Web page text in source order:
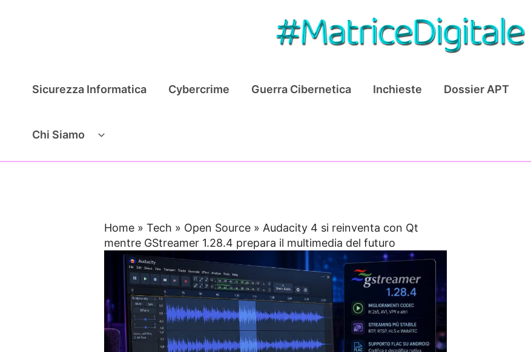
Sicurezza Informatica Cybercrime Guerra Cibernetica Inchieste Dossier APT
Chi Siamo
Home »Tech » Open Source » Audacity 4 si reinventa con Qt
mentre GStreamer 1.28.4 prepara il multimedia del futuro